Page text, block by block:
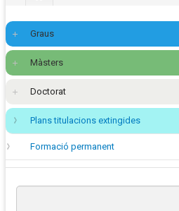
Graus
Màsters
Doctorat
Plans titulacions extingides
Formació permanent